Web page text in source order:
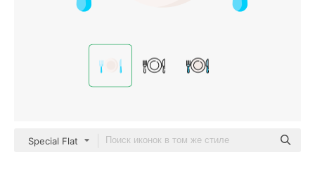
Special Flat